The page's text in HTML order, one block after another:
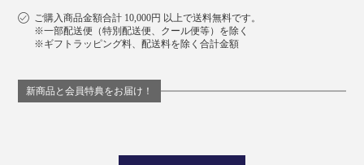
ご購入商品金額合計 10,000円 以上で送料無料です。
※一部配送便（特別配送便、クール便等）を除く
※ギフトラッピング料、配送料を除く合計金額
新商品と会員特典をお届け！